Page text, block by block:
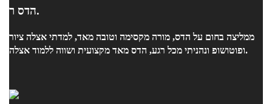
הדס ר.
ממליצה בחום על הדס, מורה מקסימה וטובה מאד, למדתי אצלה ציור
ופוטושופ ונהניתי מכל רגע, הדס מאד מקצועית ושווה ללמוד אצלה.